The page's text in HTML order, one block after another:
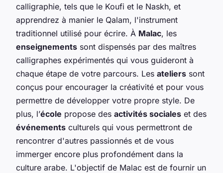
calligraphie, tels que le Koufi et le Naskh, et
apprendrez à manier le Qalam, l'instrument
traditionnel utilisé pour écrire. À Malac, les
enseignements sont dispensés par des maîtres
calligraphes expérimentés qui vous guideront à
chaque étape de votre parcours. Les ateliers sont
conçus pour encourager la créativité et pour vous
permettre de développer votre propre style. De
plus, l’école propose des activités sociales et des
événements culturels qui vous permettront de
rencontrer d'autres passionnés et de vous
immerger encore plus profondément dans la
culture arabe. L'objectif de Malac est de fournir un